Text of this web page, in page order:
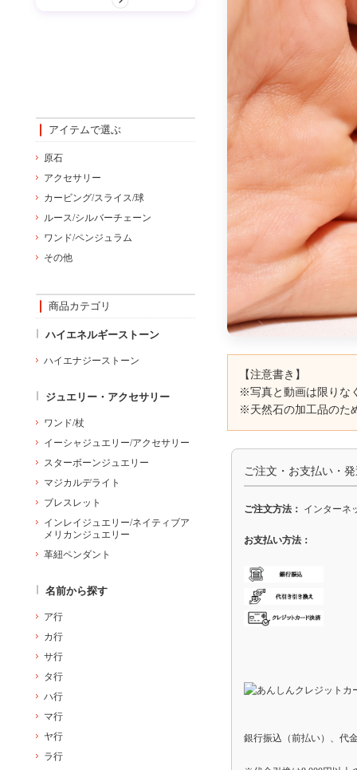
【注意書き】
※写真と動画は限りな
※天然石の加工品のた
ご注文・お支払い・
ご注文方法： インターネ
お支払い方法：
銀行振込（前払い）、代
アイテムで選ぶ
原石
アクセサリー
カービング/スライス/球
ルース/シルバーチェーン
ワンド/ペンジュラム
その他
商品カテゴリ
ハイエネルギーストーン
ハイエナジーストーン
ジュエリー・アクセサリー
ワンド/杖
イーシャジュエリー/アクセサリー
スターボーンジュエリー
マジカルデライト
ブレスレット
インレイジュエリー/ネイティブア
メリカンジュエリー
革紐ペンダント
名前から探す
ア行
カ行
サ行
タ行
ハ行
マ行
ヤ行
ラ行